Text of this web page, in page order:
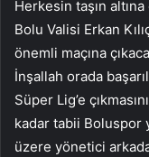
Herkesin taşın
Bolu Valisi Erkan
önemli maçına
İnşallah orada
Süper Lig’e
kadar tabii Boluspor
üzere yönetici